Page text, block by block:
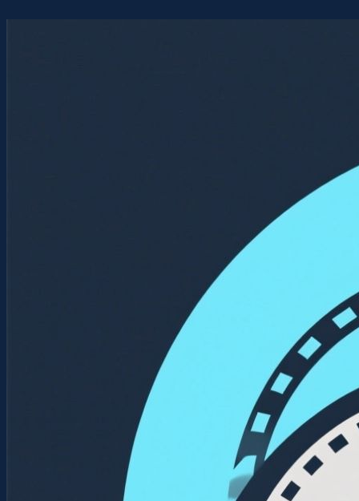
Перейти